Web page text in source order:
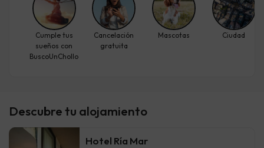
Descubre tu alojamiento
Hotel Ría Mar
Cumple tus
sueños con
BuscoUnChollo
Cancelación
gratuita
Mascotas Ciudad